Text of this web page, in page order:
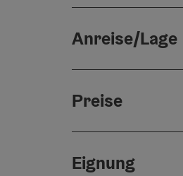
Anreise/Lage
Preise
Eignung